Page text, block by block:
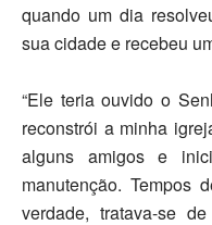
quando um dia
sua cidade e recebeu
“Ele teria ouvido o
reconstrói a minha
alguns amigos e
manutenção. Tempos
verdade, tratava-se